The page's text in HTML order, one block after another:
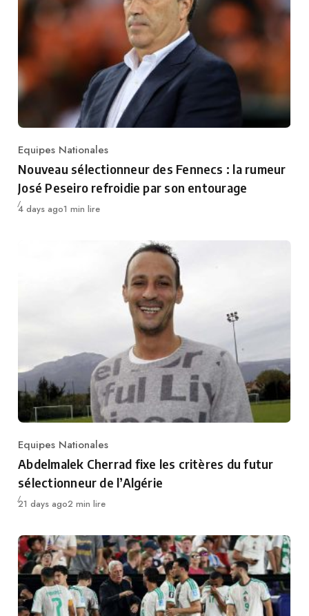
Category
Equipes Nationales
Nouveau sélectionneur des Fennecs : la rumeur
José Peseiro refroidie par son entourage
Publié
4 days ago1 min lire
Category
Equipes Nationales
Abdelmalek Cherrad fixe les critères du futur
sélectionneur de l’Algérie
Publié
21 days ago2 min lire